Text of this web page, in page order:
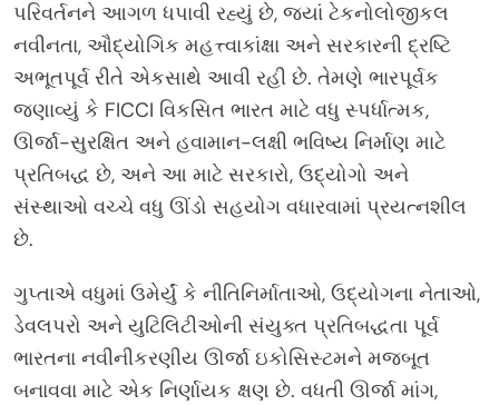
પરિવર્તનને આગળ ધપાવી રહ્યું છે, જ્યાં ટેકનોલોજીકલ
નવીનતા, ઔદ્યોગિક મહત્ત્વાકાંક્ષા અને સરકારની દ્રષ્ટિ
અભૂતપૂર્વ રીતે એકસાથે આવી રહી છે. તેમણે ભારપૂર્વક
જણાવ્યું કે FICCI વિકસિત ભારત માટે વધુ સ્પર્ધાત્મક,
ઊર્જા-સુરક્ષિત અને હવામાન-લક્ષી ભવિષ્ય નિર્માણ માટે
પ્રતિબદ્ધ છે, અને આ માટે સરકારો, ઉદ્યોગો અને
સંસ્થાઓ વચ્ચે વધુ ઊંડો સહયોગ વધારવામાં પ્રયત્નશીલ
છે.
ગુપ્તાએ વધુમાં ઉમેર્યું કે નીતિનિર્માતાઓ, ઉદ્યોગના નેતાઓ,
ડેવલપરો અને યુટિલિટીઓની સંયુક્ત પ્રતિબદ્ધતા પૂર્વ
ભારતના નવીનીકરણીય ઊર્જા ઇકોસિસ્ટમને મજબૂત
બનાવવા માટે એક નિર્ણાયક ક્ષણ છે. વધતી ઊર્જા માંગ,